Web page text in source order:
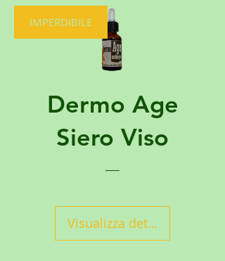
IMPERDIBILE
Dermo Age
Siero Viso
Visualizza dettagli